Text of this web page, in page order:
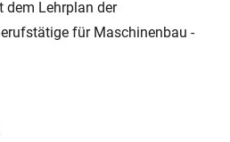
dem Lehrplan der
für Maschinenbau -